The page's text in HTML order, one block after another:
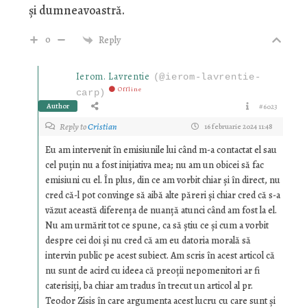
și dumneavoastră.
0 Reply
Ierom. Lavrentie (@ierom-lavrentie-
carp)
Offline
Author #6023
Reply toCristian 16 februarie 2024 11:48
Eu am intervenit în emisiunile lui când m-a contactat el sau
cel puțin nu a fost inițiativa mea; nu am un obicei să fac
emisiuni cu el. În plus, din ce am vorbit chiar și în direct, nu
cred că-l pot convinge să aibă alte păreri și chiar cred că s-a
văzut această diferența de nuanță atunci când am fost la el.
Nu am urmărit tot ce spune, ca să știu ce și cum a vorbit
despre cei doi și nu cred că am eu datoria morală să
intervin public pe acest subiect. Am scris în acest articol că
nu sunt de acird cu ideea că preoții nepomenitori ar fi
caterisiți, ba chiar am tradus în trecut un articol al pr.
Teodor Zisis în care argumenta acest lucru cu care sunt și